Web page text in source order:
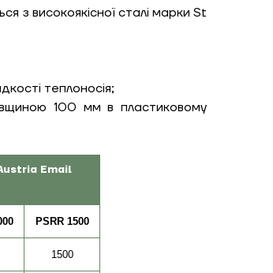
з високоякісної сталі марки St
теплоносія;
100 мм в пластиковому
Email
PSRR 1500
1500
Надіслати